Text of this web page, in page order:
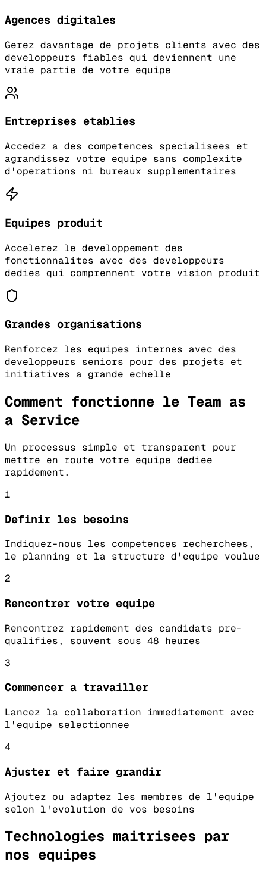
Agences digitales
Gerez davantage de projets clients avec des
developpeurs fiables qui deviennent une
vraie partie de votre equipe
Entreprises etablies
Accedez a des competences specialisees et
agrandissez votre equipe sans complexite
d'operations ni bureaux supplementaires
Equipes produit
Accelerez le developpement des
fonctionnalites avec des developpeurs
dedies qui comprennent votre vision produit
Grandes organisations
Renforcez les equipes internes avec des
developpeurs seniors pour des projets et
initiatives a grande echelle
Comment fonctionne le Team as
a Service
Un processus simple et transparent pour
mettre en route votre equipe dediee
rapidement.
1
Definir les besoins
Indiquez-nous les competences recherchees,
le planning et la structure d'equipe voulue
2
Rencontrer votre equipe
Rencontrez rapidement des candidats pre-
qualifies, souvent sous 48 heures
3
Commencer a travailler
Lancez la collaboration immediatement avec
l'equipe selectionnee
4
Ajuster et faire grandir
Ajoutez ou adaptez les membres de l'equipe
selon l'evolution de vos besoins
Technologies maitrisees par
nos equipes